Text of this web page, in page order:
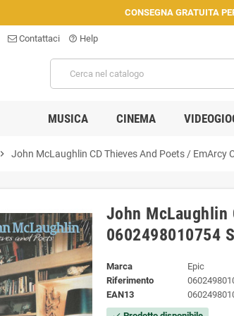
CONSEGNA GRATUITA
Contattaci help_outline Help
MUSICA CINEMA
chevron_right John McLaughlin CD Thieves And Poets / EmArcy
John McLaughlin
0602498010754
Marca
Epic
Riferimento
EAN13